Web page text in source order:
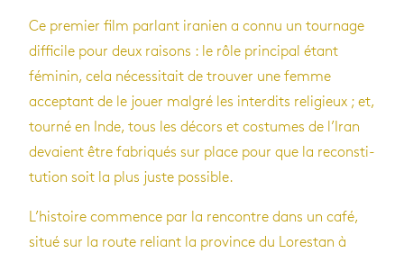
Ce pre­mier film par­lant ira­nien a connu un tour­nage
dif­fi­cile pour deux rai­sons : le rôle prin­ci­pal étant
fémi­nin, cela néces­si­tait de trou­ver une femme
accep­tant de le jouer mal­gré les inter­dits reli­gieux ; et,
tourné en Inde, tous les décors et cos­tumes de l’Iran
devaient être fabri­qués sur place pour que la recons­ti­
tu­tion soit la plus juste pos­sible.
L’his­toire com­mence par la ren­contre dans un café,
situé sur la route reliant la pro­vince du Lores­tan à